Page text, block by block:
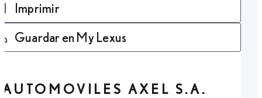
Imprimir
Guardar en My Lexus
AUTOMOVILES AXEL S.A.